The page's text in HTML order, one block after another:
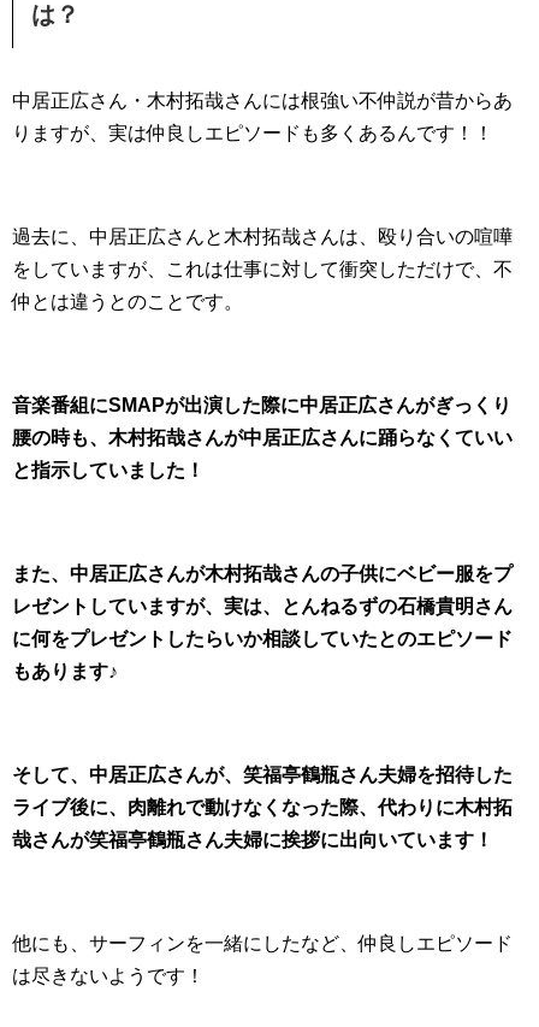
は？
中居正広さん・木村拓哉さんには根強い不仲説が昔からあ
りますが、実は仲良しエピソードも多くあるんです！！
過去に、中居正広さんと木村拓哉さんは、殴り合いの喧嘩
をしていますが、これは仕事に対して衝突しただけで、不
仲とは違うとのことです。
音楽番組にSMAPが出演した際に中居正広さんがぎっくり
腰の時も、木村拓哉さんが中居正広さんに踊らなくていい
と指示していました！
また、中居正広さんが木村拓哉さんの子供にベビー服をプ
レゼントしていますが、実は、とんねるずの石橋貴明さん
に何をプレゼントしたらいか相談していたとのエピソード
もあります♪
そして、中居正広さんが、笑福亭鶴瓶さん夫婦を招待した
ライブ後に、肉離れで動けなくなった際、代わりに木村拓
哉さんが笑福亭鶴瓶さん夫婦に挨拶に出向いています！
他にも、サーフィンを一緒にしたなど、仲良しエピソード
は尽きないようです！